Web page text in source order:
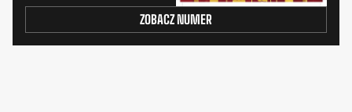
ZOBACZ NUMER